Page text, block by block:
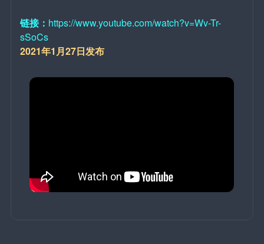
链接： https://www.youtube.com/watch?v=Wv-Tr-
sSoCs
2021年1月27日发布